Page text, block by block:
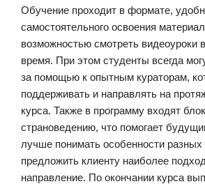
Обучение проходит в формате,
самостоятельного освоения
возможностью смотреть видеоуроки
время. При этом студенты всегда
за помощью к опытным кураторам,
поддерживать и направлять на
курса. Также в программу входят
страноведению, что помогает
лучше понимать особенности разных
предложить клиенту наиболее
направление. По окончании курса